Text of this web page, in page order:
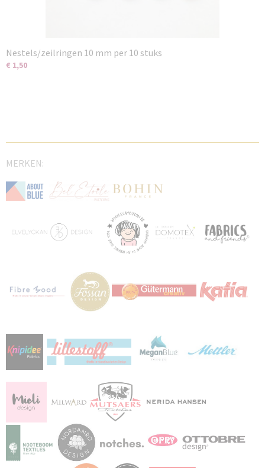
Nestels/zeilringen 10 mm per 10 stuks
€ 1,50
MERKEN: